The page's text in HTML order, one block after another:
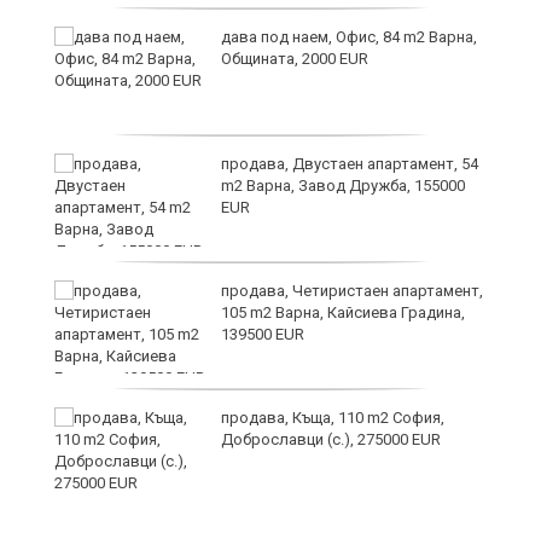
дава под наем, Офис, 84 m2 Варна,
Общината, 2000 EUR
продава, Двустаен апартамент, 54
m2 Варна, Завод Дружба, 155000
EUR
продава, Четиристаен апартамент,
105 m2 Варна, Кайсиева Градина,
139500 EUR
продава, Къща, 110 m2 София,
Доброславци (с.), 275000 EUR